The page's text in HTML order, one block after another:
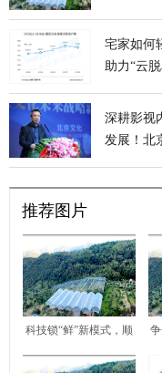
宅家如何
助力“云
深耕影视
发展！北
推荐图片
科技锁“鲜”新模式，顺
丰用无人机采摘杨梅